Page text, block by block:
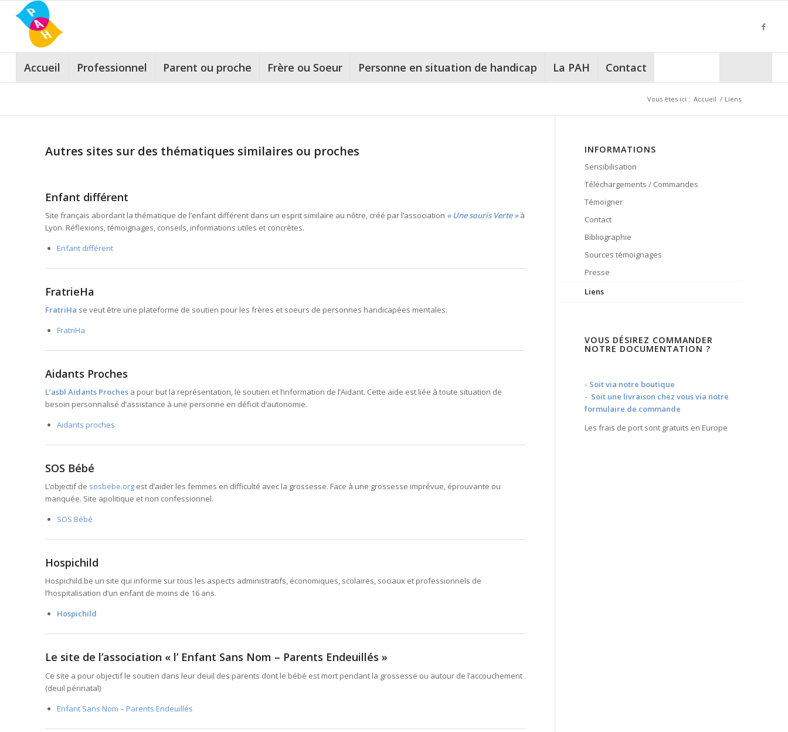
Accueil Professionnel Parent ou proche Frère ou Soeur Personne en situation de handicap La PAH Contact
Vous êtes ici : Accueil / Liens
Autres sites sur des thématiques similaires ou proches
Enfant différent
Site français abordant la thématique de l’enfant différent dans un esprit similaire au nôtre, créé par l’association « Une souris Verte »à
Lyon. Réflexions, témoignages, conseils, informations utiles et concrètes.
Enfant différent
FratrieHa
FratriHa se veut être une plateforme de soutien pour les frères et soeurs de personnes handicapées mentales.
FratriHa
Aidants Proches
L’asbl Aidants Prochesa pour but la représentation, le soutien et l’information de l’Aidant. Cette aide est liée à toute situation de
besoin personnalisé d’assistance à une personne en déficit d’autonomie.
Aidants proches
SOS Bébé
L’objectif de sosbebe.orgest d’aider les femmes en difficulté avec la grossesse. Face à une grossesse imprévue, éprouvante ou
manquée. Site apolitique et non confessionnel.
SOS Bébé
Hospichild
Hospichild.be un site qui informe sur tous les aspects administratifs, économiques, scolaires, sociaux et professionnels de
l’hospitalisation d’un enfant de moins de 16 ans.
Hospichild
Le site de l’association « l’ Enfant Sans Nom – Parents Endeuillés »
Ce site a pour objectif le soutien dans leur deuil des parents dont le bébé est mort pendant la grossesse ou autour de l’accouchement
(deuil périnatal)
Enfant Sans Nom – Parents Endeuillés
INFORMATIONS
Sensibilisation
Téléchargements / Commandes
Témoigner
Contact
Bibliographie
Sources témoignages
Presse
Liens
VOUS DÉSIREZ COMMANDER
NOTRE DOCUMENTATION ?
- Soit via notre boutique
- Soit une livraison chez vous via notre
formulaire de commande
Les frais de port sont gratuits en Europe